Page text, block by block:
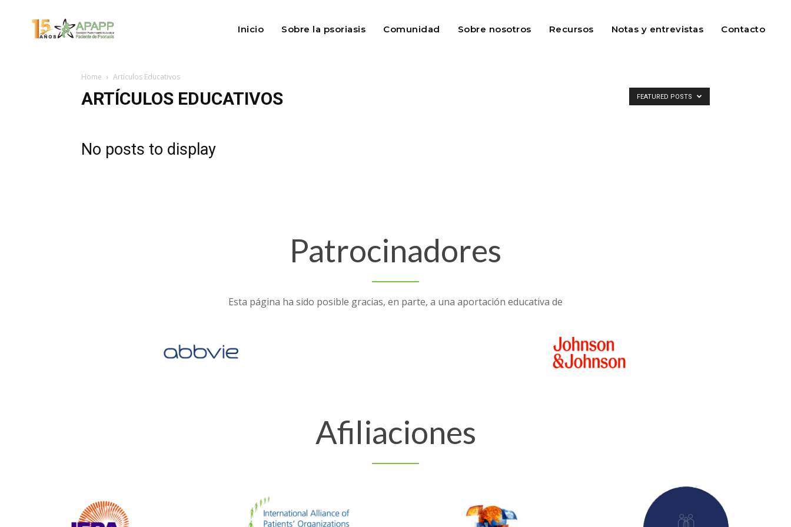
Inicio Sobre la psoriasis Comunidad Sobre nosotros Recursos Notas y entrevistas Contacto
Home Artículos Educativos
ARTÍCULOS EDUCATIVOS FEATURED POSTS
No posts to display
Patrocinadores
Esta página ha sido posible gracias, en parte, a una aportación educativa de
Afiliaciones